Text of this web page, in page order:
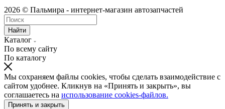
2026 © Пальмира - интернет-магазин автозапчастей
Найти
Каталог
По всему сайту
По каталогу
Мы сохраняем файлы cookies, чтобы сделать взаимодействие с
сайтом удобнее. Кликнув на «Принять и закрыть», вы
соглашаетесь на использование cookies-файлов.
Принять и закрыть